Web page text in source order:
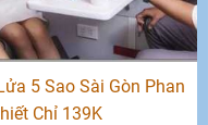
5 Sao Sài Gòn Phan
Chỉ 139K